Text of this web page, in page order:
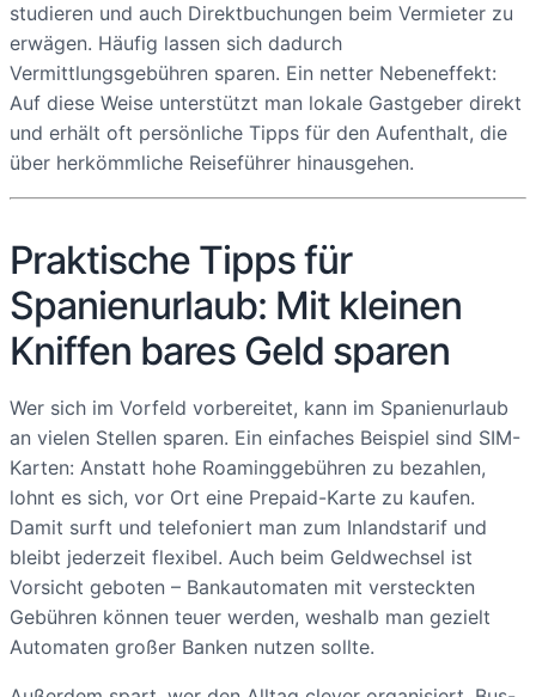
studieren und auch Direktbuchungen beim Vermieter zu
erwägen. Häufig lassen sich dadurch
Vermittlungsgebühren sparen. Ein netter Nebeneffekt:
Auf diese Weise unterstützt man lokale Gastgeber direkt
und erhält oft persönliche Tipps für den Aufenthalt, die
über herkömmliche Reiseführer hinausgehen.
Praktische Tipps für
Spanienurlaub: Mit kleinen
Kniffen bares Geld sparen
Wer sich im Vorfeld vorbereitet, kann im Spanienurlaub
an vielen Stellen sparen. Ein einfaches Beispiel sind SIM-
Karten: Anstatt hohe Roaminggebühren zu bezahlen,
lohnt es sich, vor Ort eine Prepaid-Karte zu kaufen.
Damit surft und telefoniert man zum Inlandstarif und
bleibt jederzeit flexibel. Auch beim Geldwechsel ist
Vorsicht geboten – Bankautomaten mit versteckten
Gebühren können teuer werden, weshalb man gezielt
Automaten großer Banken nutzen sollte.